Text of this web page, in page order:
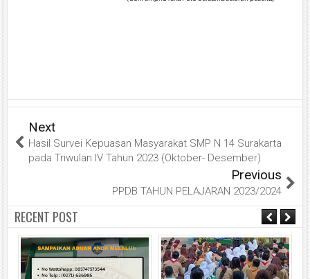
Next
Hasil Survei Kepuasan Masyarakat SMP N 14 Surakarta
pada Triwulan IV Tahun 2023 (Oktober- Desember)
Previous
PPDB TAHUN PELAJARAN 2023/2024
RECENT POST